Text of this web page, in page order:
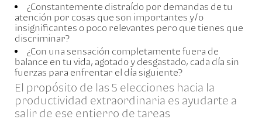
¿Constantemente distraído por demandas de tu
atención por cosas que son importantes y/o
insignificantes o poco relevantes pero que tienes que
discriminar?
¿Con una sensación completamente fuera de
balance en tu vida, agotado y desgastado, cada día sin
fuerzas para enfrentar el día siguiente?
El propósito de las 5 elecciones hacia la
productividad extraordinaria es ayudarte a
salir de ese entierro de tareas